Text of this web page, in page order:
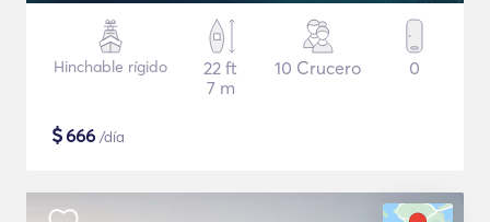
Hinchable rígido
22 ft
7 m
10 Crucero 0
$666 /día